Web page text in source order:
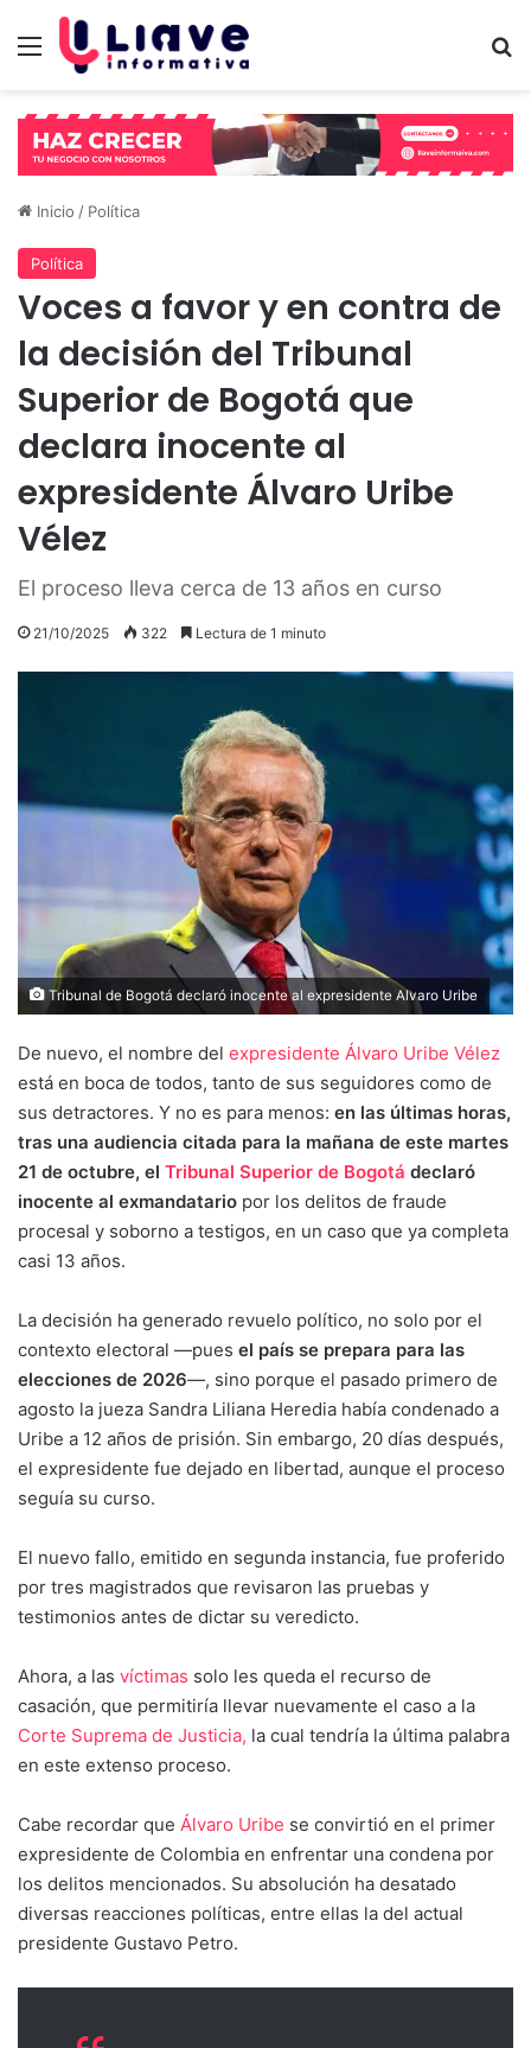
Menú
Inicio / Política
Política
Voces a favor y en contra de
la decisión del Tribunal
Superior de Bogotá que
declara inocente al
expresidente Álvaro Uribe
Vélez
El proceso lleva cerca de 13 años en curso
21/10/2025 322 Lectura de 1 minuto
Tribunal de Bogotá declaró inocente al expresidente Alvaro Uribe
De nuevo, el nombre del expresidente Álvaro Uribe Vélez
está en boca de todos, tanto de sus seguidores como de
sus detractores. Y no es para menos: en las últimas horas,
tras una audiencia citada para la mañana de este martes
21 de octubre, el Tribunal Superior de Bogotá declaró
inocente al exmandatario por los delitos de fraude
procesal y soborno a testigos, en un caso que ya completa
casi 13 años.
La decisión ha generado revuelo político, no solo por el
contexto electoral —pues el país se prepara para las
elecciones de 2026—, sino porque el pasado primero de
agosto la jueza Sandra Liliana Heredia había condenado a
Uribe a 12 años de prisión. Sin embargo, 20 días después,
el expresidente fue dejado en libertad, aunque el proceso
seguía su curso.
El nuevo fallo, emitido en segunda instancia, fue proferido
por tres magistrados que revisaron las pruebas y
testimonios antes de dictar su veredicto.
Ahora, a las víctimas solo les queda el recurso de
casación, que permitiría llevar nuevamente el caso a la
Corte Suprema de Justicia, la cual tendría la última palabra
en este extenso proceso.
Cabe recordar que Álvaro Uribe se convirtió en el primer
expresidente de Colombia en enfrentar una condena por
los delitos mencionados. Su absolución ha desatado
diversas reacciones políticas, entre ellas la del actual
presidente Gustavo Petro.